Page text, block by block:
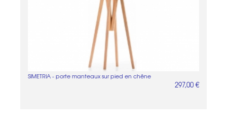
SIMETRIA - porte manteaux sur pied en chêne
297,00 €